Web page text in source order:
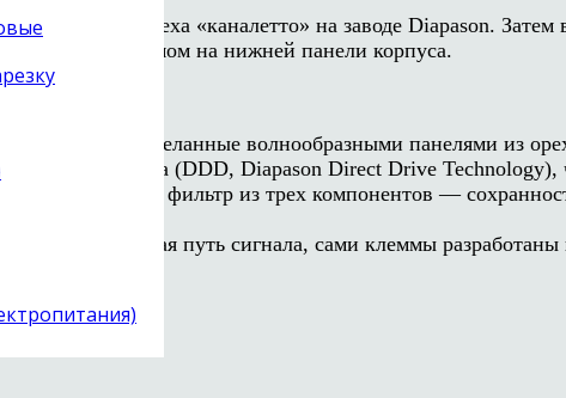
заготовок ореха «каналетто» на заводе Diapason.
клеймом на нижней панели корпуса.
подставки, отделанные волнообразными панелями из
фильтра (DDD, Diapason Direct Drive Technology),
простой фильтр из трех компонентов —
клемм, сокращая путь сигнала, сами клеммы